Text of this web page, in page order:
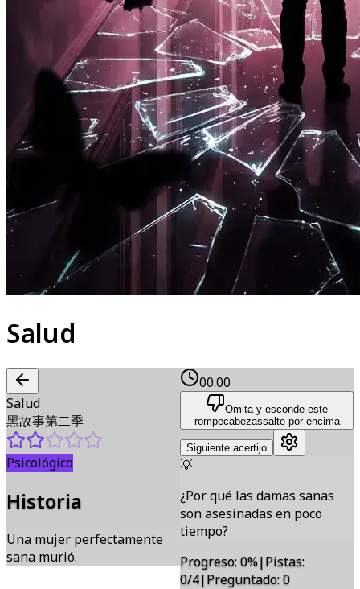
Salud
Salud
黑故事第二季
Psicológico
Historia
Una mujer perfectamente
sana murió.
00:00
Omita y esconde este
rompecabezassalte por encima
Siguiente acertijo
💡
¿Por qué las damas sanas
son asesinadas en poco
tiempo?
Progreso:0%|Pistas:
0/4|Preguntado:0